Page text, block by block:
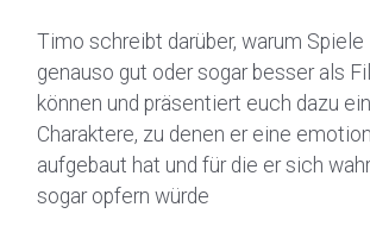
Timo schreibt darüber, warum
genauso gut oder sogar besser als
können und präsentiert euch dazu
Charaktere, zu denen er eine
aufgebaut hat und für die er sich
sogar opfern würde